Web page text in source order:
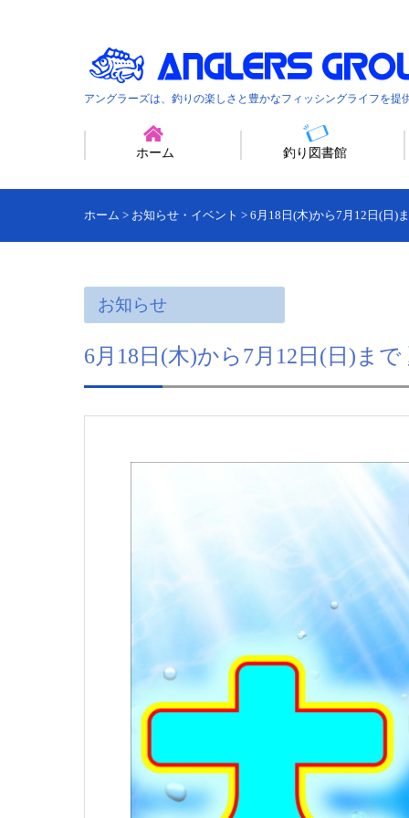
アングラーズは、釣りの楽しさと豊かなフィッシングライフを提
ホーム 釣り図書館
ホーム > お知らせ・イベント > 6月18日(木)から7月12日(日)
お知らせ
6月18日(木)から7月12日(日)ま